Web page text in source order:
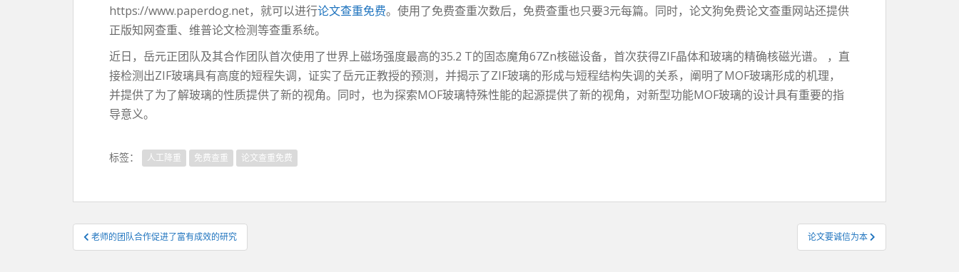
https://www.paperdog.net，就可以进行论文查重免费。使用了免费查重次数后，免费查重也只要3元每篇。同时，论文狗免费论文查重网站还提供
正版知网查重、维普论文检测等查重系统。
近日，岳元正团队及其合作团队首次使用了世界上磁场强度最高的35.2 T的固态魔角67Zn核磁设备，首次获得ZIF晶体和玻璃的精确核磁光谱。 ，直
接检测出ZIF玻璃具有高度的短程失调，证实了岳元正教授的预测，并揭示了ZIF玻璃的形成与短程结构失调的关系，阐明了MOF玻璃形成的机理，
并提供了为了解玻璃的性质提供了新的视角。同时，也为探索MOF玻璃特殊性能的起源提供了新的视角，对新型功能MOF玻璃的设计具有重要的指
导意义。
标签： 人工降重 免费查重 论文查重免费
文
章
老师的团队合作促进了富有成效的研究 论文要诚信为本